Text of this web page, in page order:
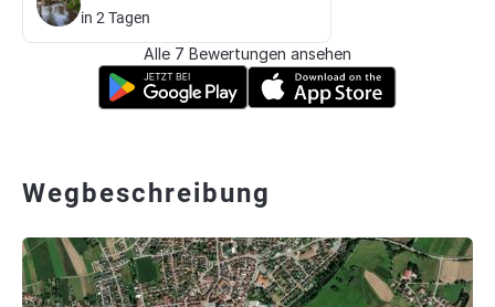
in 2 Tagen
Alle 7 Bewertungen ansehen
Wegbeschreibung